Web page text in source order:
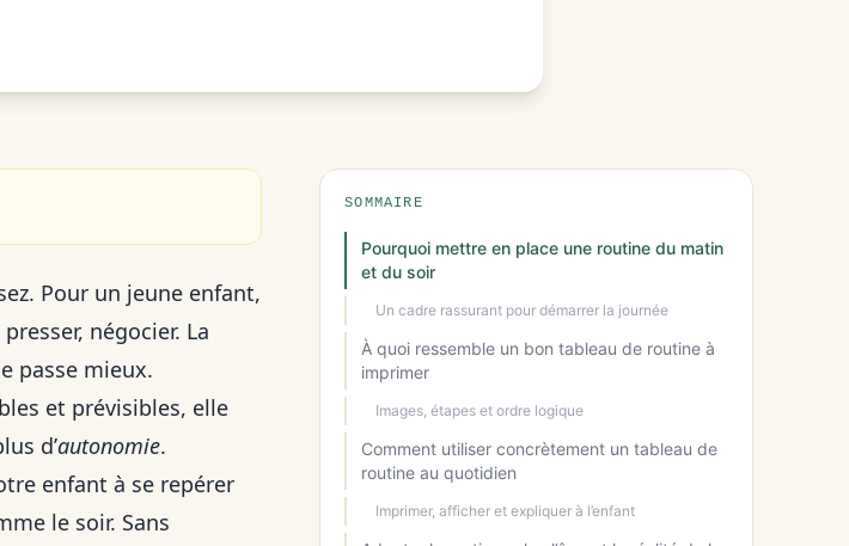
Pour un jeune enfant,
négocier. La
passe mieux.
et prévisibles, elle
d’autonomie.
enfant à se repérer
le soir. Sans
SOMMAIRE
Pourquoi mettre en place une routine du matin
et du soir
Un cadre rassurant pour démarrer la journée
À quoi ressemble un bon tableau de routine à
imprimer
Images, étapes et ordre logique
Comment utiliser concrètement un tableau de
routine au quotidien
Imprimer, afficher et expliquer à l’enfant